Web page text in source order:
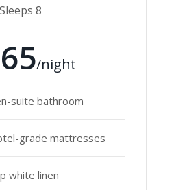
Sleeps 8
/night
suite bathroom
grade mattresses
white linen